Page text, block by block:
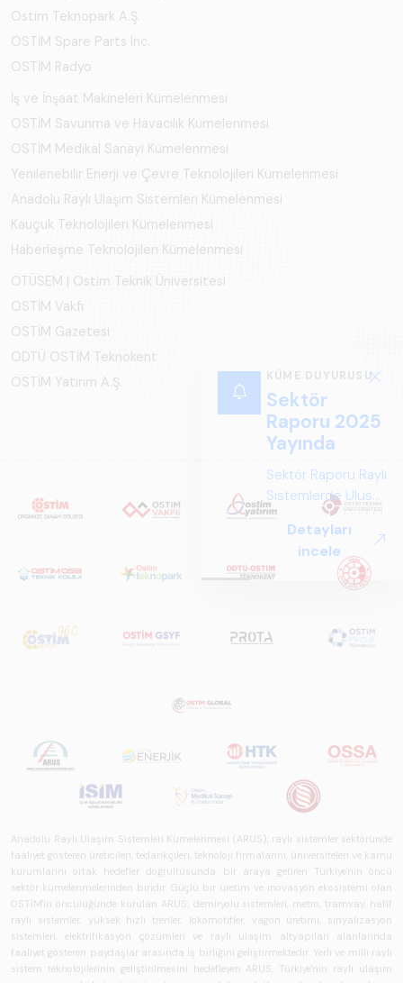
KÜME DUYURUSU
Sektör
Raporu 2025
Yayında
Sektör Raporu Raylı
Sistemlerde Ulusal
ve Küresel
Perspektif ARUS
tarafından
hazırlanan "Raylı
Perspektif – Sektör
sektörünü teknoloji
eğilimleri,
ekosistem yapısı
ve gelecek
açısından kapsamlı
biçimde ele alan
bir referans
çalışmasıdır.
Detayları
incele
Ostim Teknopark A.Ş.
OSTİM Spare Parts Inc.
OSTİM Radyo
İş ve İnşaat Makineleri Kümelenmesi
OSTİM Savunma ve Havacılık Kümelenmesi
OSTİM Medikal Sanayi Kümelenmesi
Yenilenebilir Enerji ve Çevre Teknolojileri Kümelenmesi
Anadolu Raylı Ulaşım Sistemleri Kümelenmesi
Kauçuk Teknolojileri Kümelenmesi
Haberleşme Teknolojileri Kümelenmesi
OTÜSEM | Ostim Teknik Üniversitesi
OSTİM Vakfı
OSTİM Gazetesi
ODTÜ OSTİM Teknokent
OSTİM Yatırım A.Ş.
Anadolu Raylı Ulaşım Sistemleri Kümelenmesi (ARUS), raylı sistemler sektöründe
faaliyet gösteren üreticileri, tedarikçileri, teknoloji firmalarını, üniversiteleri ve kamu
kurumlarını ortak hedefler doğrultusunda bir araya getiren Türkiye'nin öncü
sektör kümelenmelerinden biridir. Güçlü bir üretim ve inovasyon ekosistemi olan
OSTİM'in öncülüğünde kurulan ARUS; demiryolu sistemleri, metro, tramvay, hafif
raylı sistemler, yüksek hızlı trenler, lokomotifler, vagon üretimi, sinyalizasyon
sistemleri, elektrifikasyon çözümleri ve raylı ulaşım altyapıları alanlarında
faaliyet gösteren paydaşlar arasında iş birliğini geliştirmektedir. Yerli ve milli raylı
sistem teknolojilerinin geliştirilmesini hedefleyen ARUS, Türkiye'nin raylı ulaşım